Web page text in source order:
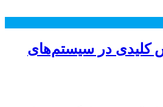
کلیدی در سیستم‌های